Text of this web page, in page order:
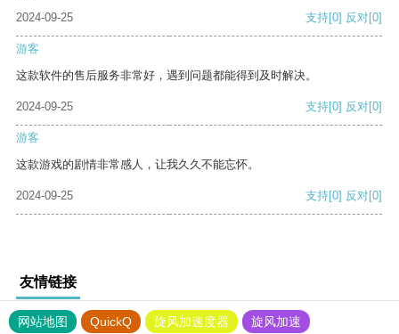
2024-09-25
支持[0] 反对[0]
游客
这款软件的售后服务非常好，遇到问题都能得到及时解决。
2024-09-25 支持[0] 反对[0]
游客
这款游戏的剧情非常感人，让我久久不能忘怀。
2024-09-25 支持[0] 反对[0]
友情链接
网站地图 QuickQ 旋风加速度器
旋风加速